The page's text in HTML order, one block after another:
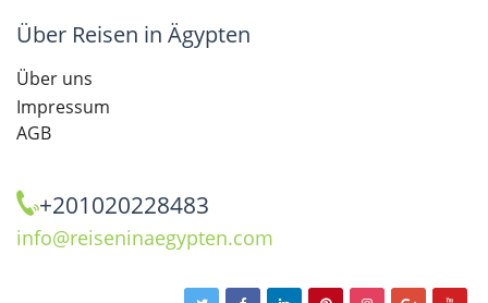
Über Reisen in Ägypten
Über uns
Impressum
AGB
+201020228483
info@reiseninaegypten.com